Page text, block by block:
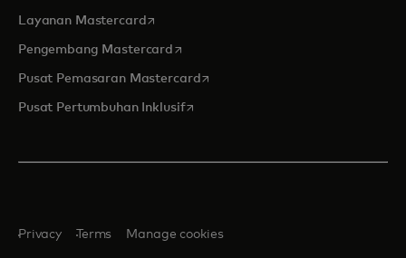
Layanan Mastercardopens in a new tab
Pengembang Mastercard opens in a new tab
Pusat Pemasaran Mastercardopens in a new tab
Pusat Pertumbuhan Inklusifopens in a new tab
Privacy Terms Manage cookies